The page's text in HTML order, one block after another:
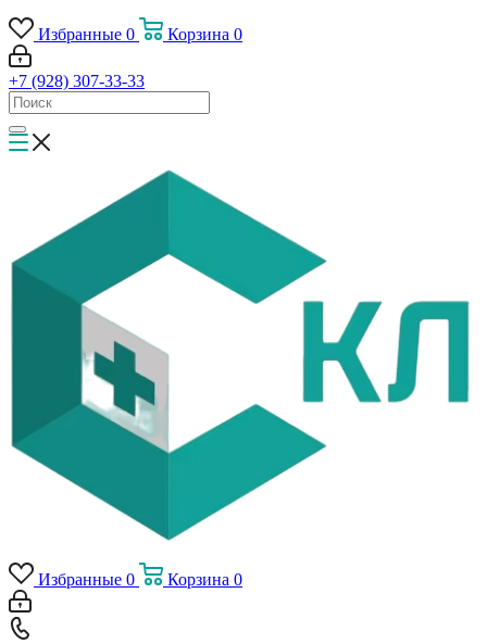
Избранные 0 Корзина 0
+7 (928) 307-33-33
Избранные 0 Корзина 0